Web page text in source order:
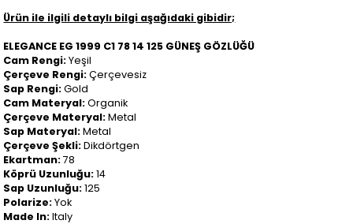
Ürün ile ilgili detaylı bilgi aşağıdaki gibidir;
ELEGANCE EG 1999 C1 78 14 125 GÜNEŞ GÖZLÜĞÜ
Cam Rengi:Yeşil
Çerçeve Rengi:Çerçevesiz
Sap Rengi:Gold
Cam Materyal:Organik
Çerçeve Materyal:Metal
Sap Materyal:Metal
Çerçeve Şekli:Dikdörtgen
Ekartman:78
Köprü Uzunluğu:14
Sap Uzunluğu:125
Polarize:Yok
Made In:Italy